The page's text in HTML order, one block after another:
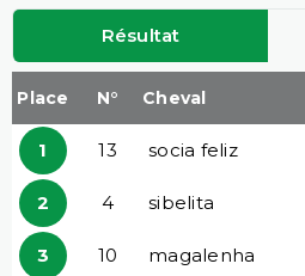
Résultat
Place N° Cheval
1 13 socia feliz
2 4 sibelita
3 10 magalenha